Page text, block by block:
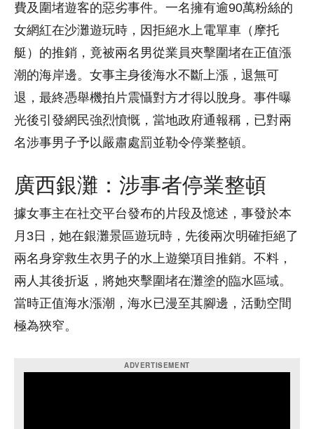
費及圍堵遊客的惡劣事件。一名擁有逾90萬粉絲的
女網紅在沙灘遊玩時，因拒絕水上電單車（摩托
艇）的推銷，竟被兩名男從業員夾擊圍堵在正值漲
潮的海岸邊。女事主身後海水不斷上漲，退無可
退，最終憑舉機拍片震懾對方才得以脫身。事件曝
光後引發網民強烈憤慨，當地政府通報稱，已對兩
名涉事男子予以嚴肅處罰並勒令停業整頓。
廣西銀灘：涉事者停業整頓
據女事主在社交平台發布的片段及憶述，事發於本
月3日，她在銀灘景區遊玩時，先後兩次明確拒絕了
兩名身穿救生衣男子的水上遊樂項目推銷。不料，
兩人其後折返，將她夾擊圍堵在灘塗的臨水區域。
當時正值海水漲潮，海水已漫至其腳邊，活動空間
極為狹窄。